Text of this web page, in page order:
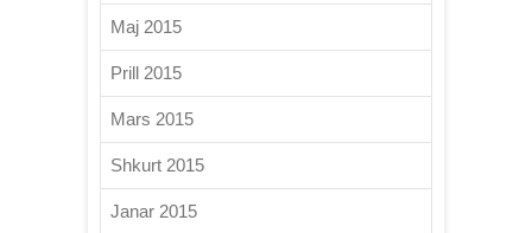
Maj 2015
Prill 2015
Mars 2015
Shkurt 2015
Janar 2015